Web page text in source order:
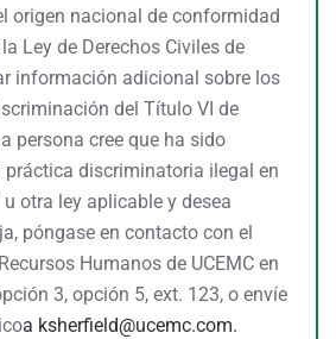
origen nacional de conformidad
Ley de Derechos Civiles de
información adicional sobre los
del Título VI de
persona cree que ha sido
práctica discriminatoria ilegal en
otra ley aplicable y desea
póngase en contacto con el
Humanos de UCEMC en
3, opción 5, ext. 123, o envíe
a ksherfield@ucemc.com.